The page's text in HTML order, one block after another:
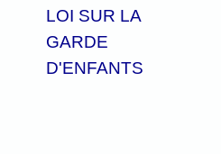
LOI SUR LA
GARDE
D'ENFANTS